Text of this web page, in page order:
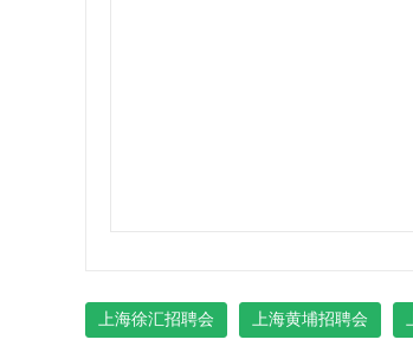
上海徐汇招聘会 上海黄埔招聘会